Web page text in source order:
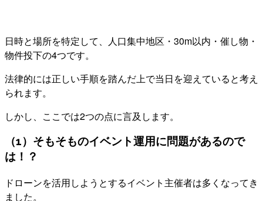
日時と場所を特定して、人口集中地区・30m以内・催し物・
物件投下の4つです。
法律的には正しい手順を踏んだ上で当日を迎えていると考え
られます。
しかし、ここでは2つの点に言及します。
（1）そもそものイベント運用に問題があるので
は！？
ドローンを活用しようとするイベント主催者は多くなってき
ました。